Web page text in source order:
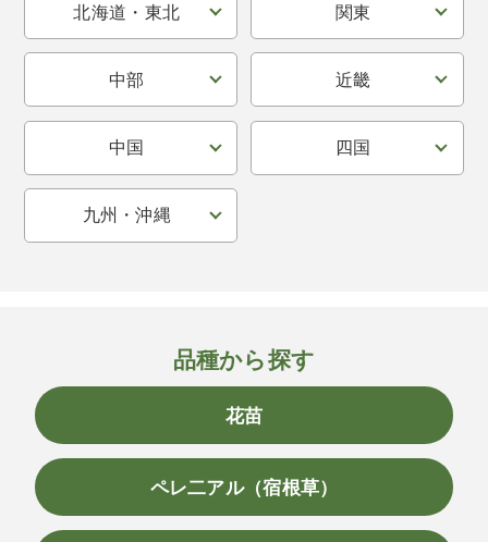
北海道・東北 関東
中部 近畿
中国 四国
九州・沖縄
品種から探す
花苗
ペレ二アル（宿根草）